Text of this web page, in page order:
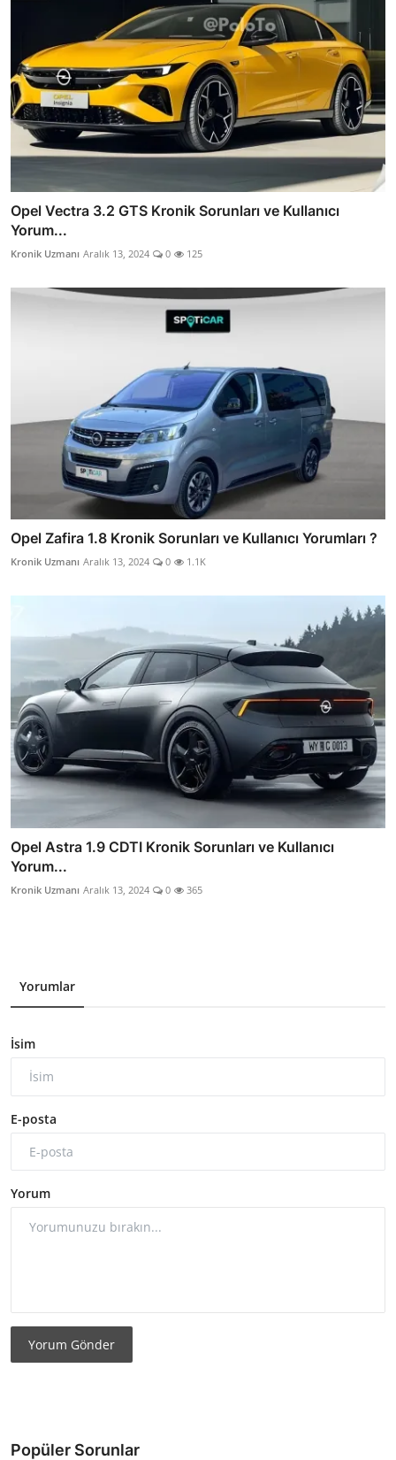
Opel Vectra 3.2 GTS Kronik Sorunları ve Kullanıcı
Yorum...
Kronik Uzmanı Aralık 13, 2024 0 125
Opel Zafira 1.8 Kronik Sorunları ve Kullanıcı Yorumları ?
Kronik Uzmanı Aralık 13, 2024 0 1.1K
Opel Astra 1.9 CDTI Kronik Sorunları ve Kullanıcı
Yorum...
Kronik Uzmanı Aralık 13, 2024 0 365
Yorumlar
İsim
E-posta
Yorum
Yorum Gönder
Popüler Sorunlar